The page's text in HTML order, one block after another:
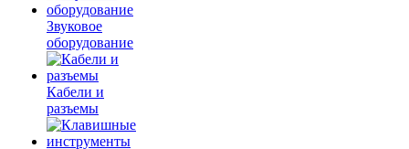
Звуковое
оборудование
Кабели и
разъемы